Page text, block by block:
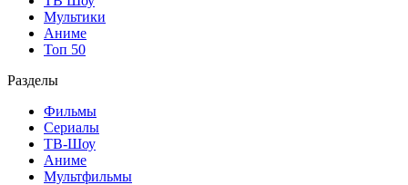
Мультики
Аниме
Топ 50
Разделы
Фильмы
Сериалы
ТВ-Шоу
Аниме
Мультфильмы